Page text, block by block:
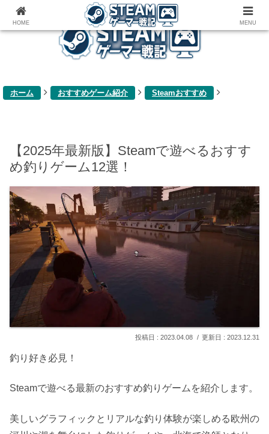
ゲーム関連雑記ブログ
ホーム おすすめゲーム紹介 Steamおすすめ
【2025年最新版】Steamで遊べるおすす
め釣りゲーム12選！
2023.04.08 2023.12.31
釣り好き必見！
Steamで遊べる最新のおすすめ釣りゲームを紹介します。
美しいグラフィックとリアルな釣り体験が楽しめる欧州の
HOME MENU